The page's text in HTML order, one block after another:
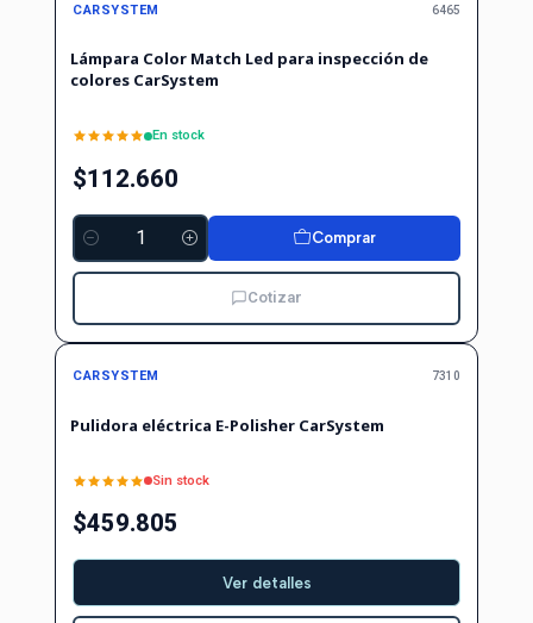
CARSYSTEM 6465
Lámpara Color Match Led para inspección de
colores CarSystem
En stock
$112.660
Cantidad
Comprar
Cotizar
Agotado
CARSYSTEM 7310
Pulidora eléctrica E-Polisher CarSystem
Sin stock
$459.805
Ver detalles